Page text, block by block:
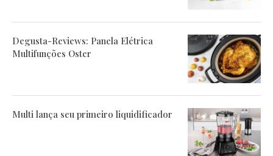
Degusta-Reviews: Panela Elétrica
Multifunções Oster
Multi lança seu primeiro liquidificador